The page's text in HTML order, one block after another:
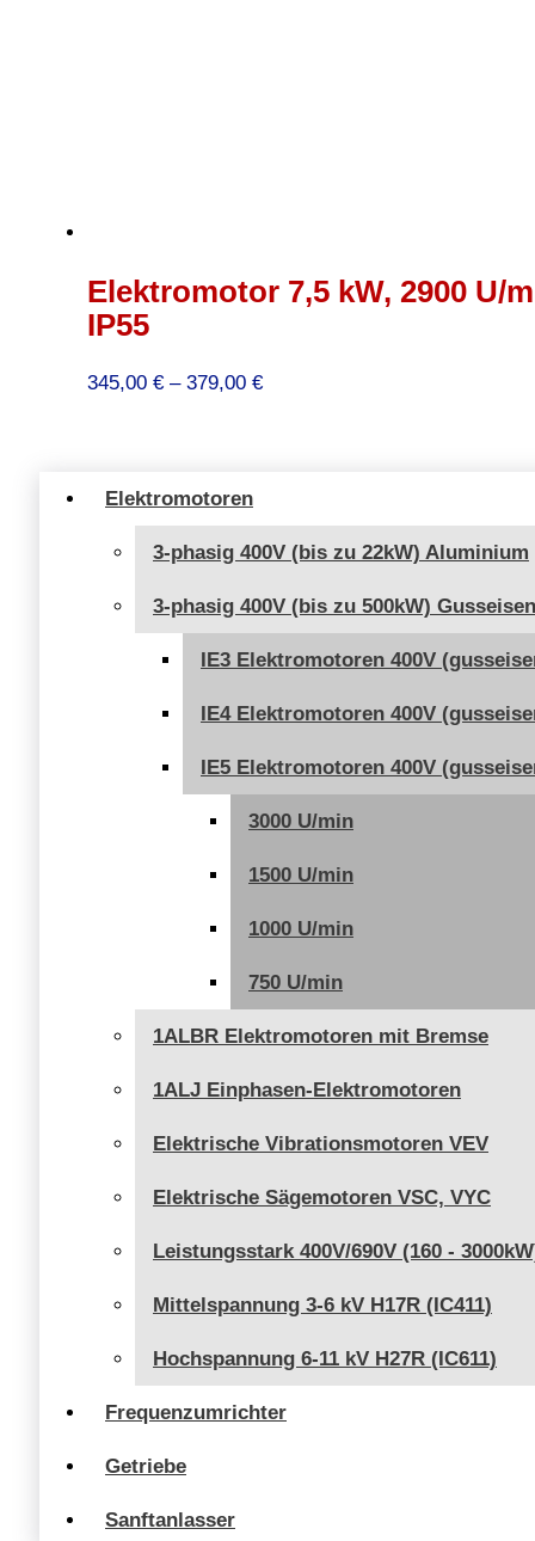
Elektromotoren
3-phasig 400V (bis zu 22kW) Aluminium
3-phasig 400V (bis zu 500kW) Gusseisen
IE3 Elektromotoren 400V
IE4 Elektromotoren 400V
IE5 Elektromotoren 400V
3000 U/min
1500 U/min
1000 U/min
750 U/min
1ALBR Elektromotoren mit Bremse
1ALJ Einphasen-Elektromotoren
Elektrische Vibrationsmotoren VEV
Elektrische Sägemotoren VSC, VYC
Leistungsstark 400V/690V (160 -
Mittelspannung 3-6 kV H17R (IC411)
Hochspannung 6-11 kV H27R (IC611)
Frequenzumrichter
Getriebe
Sanftanlasser
Elektromotor 7,5 kW, 2900 U/
IP55
345,00 € – 379,00 €Preisspanne: